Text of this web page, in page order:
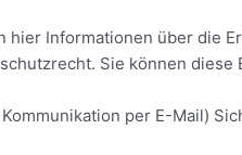
Informationen über die
Sie können
per E-Mail)